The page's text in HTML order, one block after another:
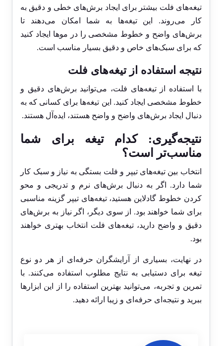
تیغه‌های فلت بیشتر برای ایجاد برش‌های خطی و دقیق به
کار می‌روند. این تیغه‌ها به شما امکان می‌دهند تا
برش‌های واضح و خطوط مشخصی را در موها ایجاد کنید
که برای سبک‌های خاص و دقیق بسیار مناسب است.
نتیجه استفاده از تیغه‌های فلت
با استفاده از تیغه‌های فلت، می‌توانید برش‌های دقیق و
خطوط مشخصی ایجاد کنید. این تیغه‌ها برای کسانی که به
دنبال ایجاد برش‌های واضح و واضح هستند، ایده‌آل هستند.
نتیجه‌گیری: کدام تیغه برای شما
مناسب‌تر است؟
انتخاب بین تیغه‌های تیپر و فلت بستگی به نیاز و سبک کار
شما دارد. اگر به دنبال برش‌های نرم و تدریجی و محو
کردن خطوط گادلاین هستید، تیغه‌های تیپر گزینه مناسبی
برای شما خواهند بود. از سوی دیگر، اگر نیاز به برش‌های
دقیق و واضح دارید، تیغه‌های فلت انتخاب بهتری خواهند
بود.
در نهایت، بسیاری از آرایشگران حرفه‌ای از هر دو نوع
تیغه برای دستیابی به نتایج مطلوب استفاده می‌کنند. با
تمرین و تجربه، می‌توانید بهترین استفاده را از این ابزارها
ببرید و نتیجه‌ای حرفه‌ای و زیبا ارائه دهید.